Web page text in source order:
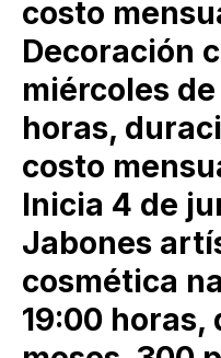
costo
Decoración
miércoles de
horas,
costo
Inicia 4 de
Jabones
cosmética
19:00 horas,